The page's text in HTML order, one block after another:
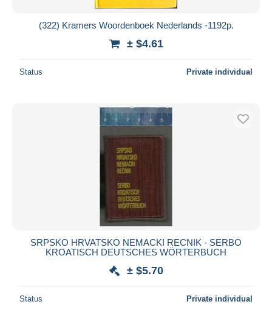
(322) Kramers Woordenboek Nederlands -1192p.
± $4.61
Status Private individual
SRPSKO HRVATSKO NEMACKI RECNIK - SERBO
KROATISCH DEUTSCHES WÖRTERBUCH
± $5.70
Status Private individual